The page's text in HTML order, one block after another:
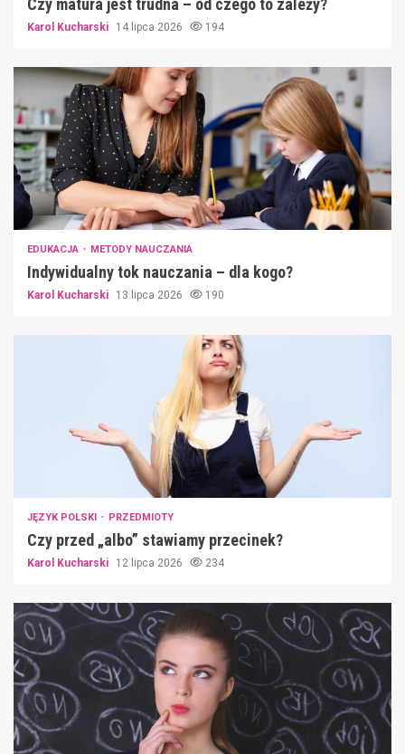
Czy matura jest trudna – od czego to zależy?
Karol Kucharski 14 lipca 2026 194
EDUKACJA METODY NAUCZANIA
Indywidualny tok nauczania – dla kogo?
Karol Kucharski 13 lipca 2026 190
JĘZYK POLSKI PRZEDMIOTY
Czy przed „albo” stawiamy przecinek?
Karol Kucharski 12 lipca 2026 234